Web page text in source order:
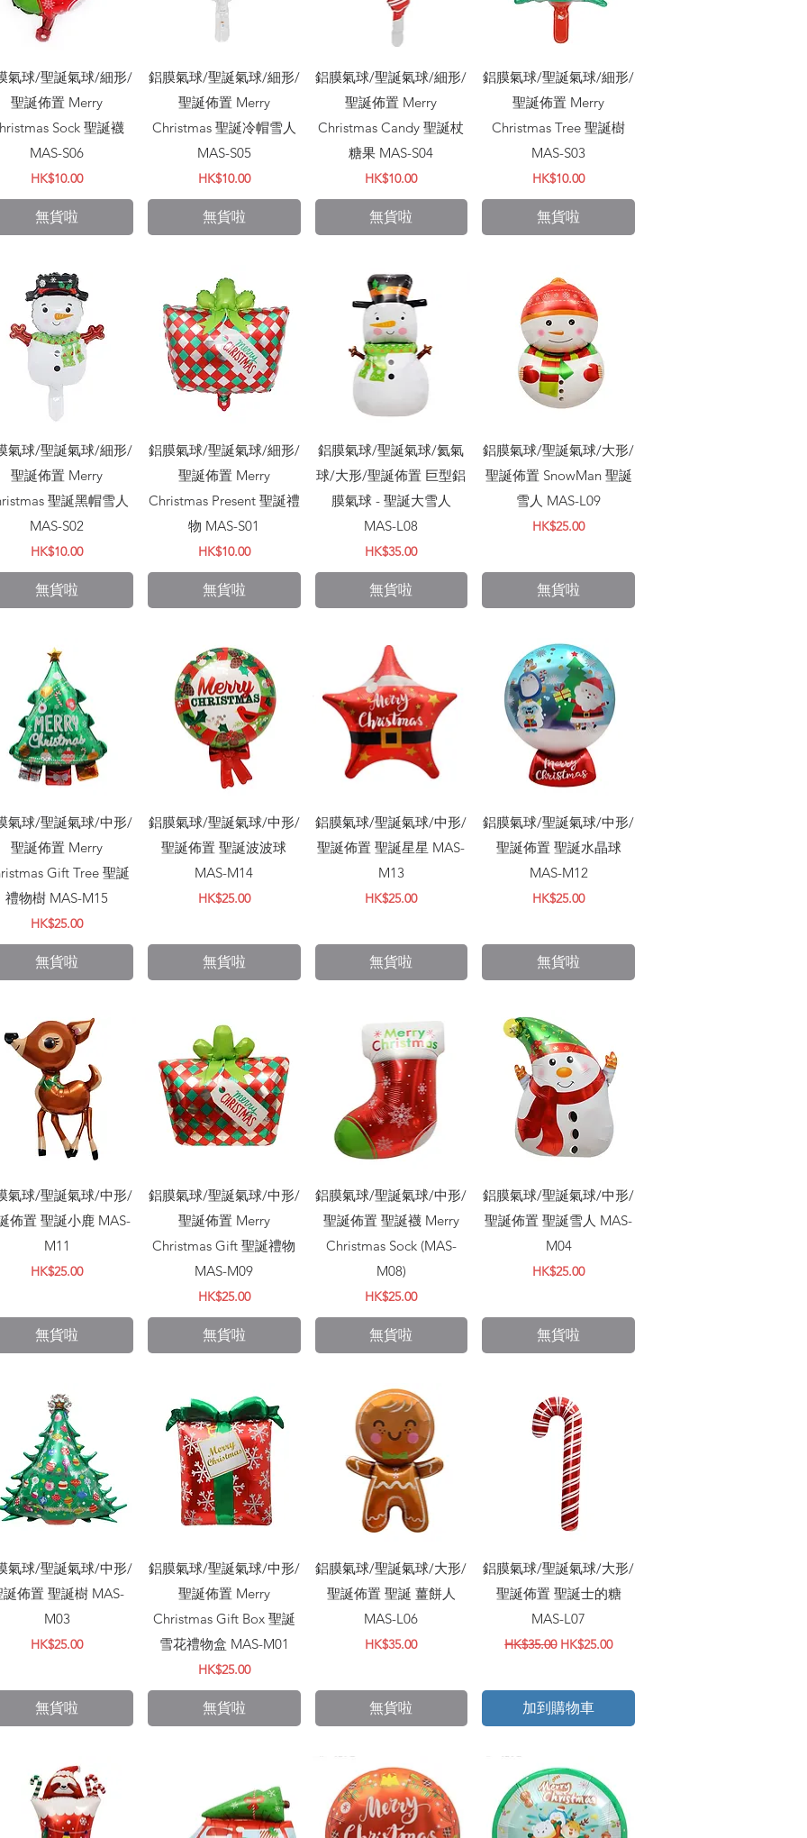
快速瀏覽
氣球/聖誕氣球/細形/
聖誕佈置 Merry
Sock 聖誕襪
MAS-S06
價格
HK$10.00
無貨啦
快速瀏覽
鋁膜氣球/聖誕氣球/細形/
聖誕佈置 Merry
Christmas 聖誕冷帽雪人
MAS-S05
價格
HK$10.00
無貨啦
快速瀏覽
鋁膜氣球/聖誕氣球/細形/
聖誕佈置 Merry
Christmas Candy 聖誕杖
糖果 MAS-S04
價格
HK$10.00
無貨啦
快速瀏覽
鋁膜氣球/聖誕氣球/細形/
聖誕佈置 Merry
Christmas Tree 聖誕樹
MAS-S03
價格
HK$10.00
無貨啦
快速瀏覽
氣球/聖誕氣球/細形/
聖誕佈置 Merry
聖誕黑帽雪人
MAS-S02
價格
HK$10.00
無貨啦
快速瀏覽
鋁膜氣球/聖誕氣球/細形/
聖誕佈置 Merry
Christmas Present 聖誕禮
物 MAS-S01
價格
HK$10.00
無貨啦
快速瀏覽
鋁膜氣球/聖誕氣球/氦氣
球/大形/聖誕佈置 巨型鋁
膜氣球 - 聖誕大雪人
MAS-L08
價格
HK$35.00
無貨啦
快速瀏覽
鋁膜氣球/聖誕氣球/大形/
聖誕佈置 SnowMan 聖誕
雪人 MAS-L09
價格
HK$25.00
無貨啦
快速瀏覽
氣球/聖誕氣球/中形/
聖誕佈置 Merry
Gift Tree 聖誕
禮物樹 MAS-M15
價格
HK$25.00
無貨啦
快速瀏覽
鋁膜氣球/聖誕氣球/中形/
聖誕佈置 聖誕波波球
MAS-M14
價格
HK$25.00
無貨啦
快速瀏覽
鋁膜氣球/聖誕氣球/中形/
聖誕佈置 聖誕星星 MAS-
M13
價格
HK$25.00
無貨啦
快速瀏覽
鋁膜氣球/聖誕氣球/中形/
聖誕佈置 聖誕水晶球
MAS-M12
價格
HK$25.00
無貨啦
快速瀏覽
氣球/聖誕氣球/中形/
佈置 聖誕小鹿 MAS-
M11
價格
HK$25.00
無貨啦
快速瀏覽
鋁膜氣球/聖誕氣球/中形/
聖誕佈置 Merry
Christmas Gift 聖誕禮物
MAS-M09
價格
HK$25.00
無貨啦
快速瀏覽
鋁膜氣球/聖誕氣球/中形/
聖誕佈置 聖誕襪 Merry
Christmas Sock (MAS-
M08)
價格
HK$25.00
無貨啦
快速瀏覽
鋁膜氣球/聖誕氣球/中形/
聖誕佈置 聖誕雪人 MAS-
M04
價格
HK$25.00
無貨啦
快速瀏覽
氣球/聖誕氣球/中形/
誕佈置 聖誕樹 MAS-
M03
價格
HK$25.00
無貨啦
快速瀏覽
鋁膜氣球/聖誕氣球/中形/
聖誕佈置 Merry
Christmas Gift Box 聖誕
雪花禮物盒 MAS-M01
價格
HK$25.00
無貨啦
快速瀏覽
鋁膜氣球/聖誕氣球/大形/
聖誕佈置 聖誕 薑餅人
MAS-L06
價格
HK$35.00
無貨啦
快速瀏覽
鋁膜氣球/聖誕氣球/大形/
聖誕佈置 聖誕士的糖
MAS-L07
一般價格
HK$35.00 促銷價格
HK$25.00
加到購物車